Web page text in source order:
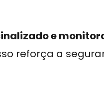
e
reforça a